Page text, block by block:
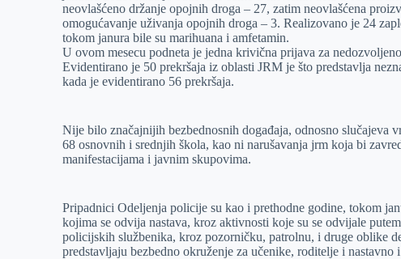
neovlašćeno držanje opojnih droga – 27, zatim neovlašćena
omogućavanje uživanja opojnih droga – 3. Realizovano je 24
tokom janura bile su marihuana i amfetamin.
U ovom mesecu podneta je jedna krivična prijava za
Evidentirano je 50 prekršaja iz oblasti JRM je što predstavlja
kada je evidentirano 56 prekršaja.
Nije bilo značajnijih bezbednosnih događaja, odnosno slučajeva
68 osnovnih i srednjih škola, kao ni narušavanja jrm koja bi
manifestacijama i javnim skupovima.
Pripadnici Odeljenja policije su kao i prethodne godine, tokom
kojima se odvija nastava, kroz aktivnosti koje su se odvijale
policijskih službenika, kroz pozorničku, patrolnu, i druge oblike
predstavljaju bezbedno okruženje za učenike, roditelje i nastavno